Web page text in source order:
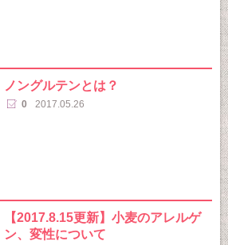
ノングルテンとは？
0 2017.05.26
【2017.8.15更新】小麦のアレルゲ
ン、変性について